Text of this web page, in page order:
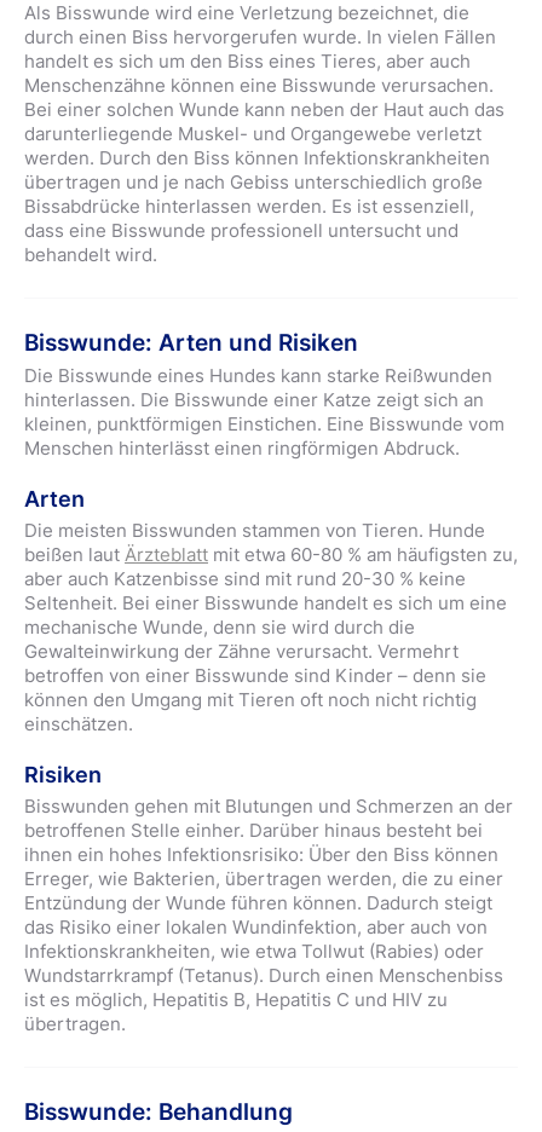
Als Bisswunde wird eine Verletzung bezeichnet, die
durch einen Biss hervorgerufen wurde. In vielen Fällen
handelt es sich um den Biss eines Tieres, aber auch
Menschenzähne können eine Bisswunde verursachen.
Bei einer solchen Wunde kann neben der Haut auch das
darunterliegende Muskel- und Organgewebe verletzt
werden. Durch den Biss können Infektionskrankheiten
übertragen und je nach Gebiss unterschiedlich große
Bissabdrücke hinterlassen werden. Es ist essenziell,
dass eine Bisswunde professionell untersucht und
behandelt wird.
Bisswunde: Arten und Risiken
Die Bisswunde eines Hundes kann starke Reißwunden
hinterlassen. Die Bisswunde einer Katze zeigt sich an
kleinen, punktförmigen Einstichen. Eine Bisswunde vom
Menschen hinterlässt einen ringförmigen Abdruck.
Arten
Die meisten Bisswunden stammen von Tieren. Hunde
beißen laut Ärzteblatt mit etwa 60-80 % am häufigsten zu,
aber auch Katzenbisse sind mit rund 20-30 % keine
Seltenheit. Bei einer Bisswunde handelt es sich um eine
mechanische Wunde, denn sie wird durch die
Gewalteinwirkung der Zähne verursacht. Vermehrt
betroffen von einer Bisswunde sind Kinder – denn sie
können den Umgang mit Tieren oft noch nicht richtig
einschätzen.
Risiken
Bisswunden gehen mit Blutungen und Schmerzen an der
betroffenen Stelle einher. Darüber hinaus besteht bei
ihnen ein hohes Infektionsrisiko: Über den Biss können
Erreger, wie Bakterien, übertragen werden, die zu einer
Entzündung der Wunde führen können. Dadurch steigt
das Risiko einer lokalen Wundinfektion, aber auch von
Infektionskrankheiten, wie etwa Tollwut (Rabies) oder
Wundstarrkrampf (Tetanus). Durch einen Menschenbiss
ist es möglich, Hepatitis B, Hepatitis C und HIV zu
übertragen.
Bisswunde: Behandlung